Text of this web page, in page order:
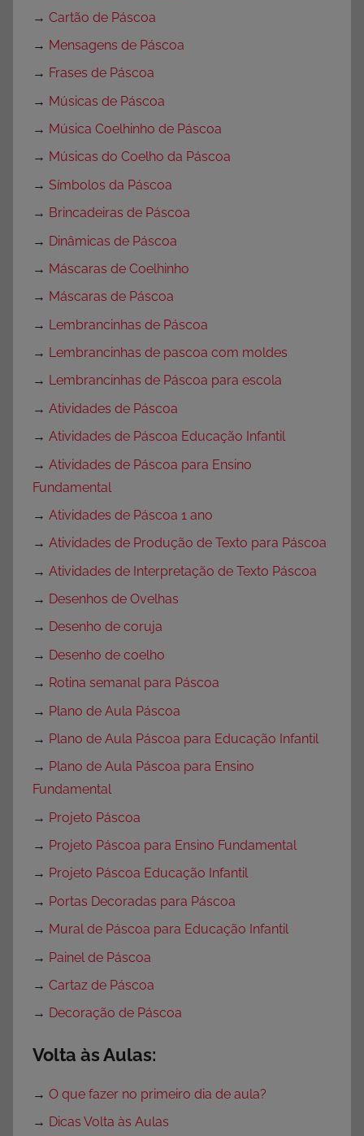
→ Cartão de Páscoa
→ Mensagens de Páscoa
→ Frases de Páscoa
→ Músicas de Páscoa
→ Música Coelhinho de Páscoa
→ Músicas do Coelho da Páscoa
→ Símbolos da Páscoa
→ Brincadeiras de Páscoa
→ Dinâmicas de Páscoa
→ Máscaras de Coelhinho
→ Máscaras de Páscoa
→ Lembrancinhas de Páscoa
→ Lembrancinhas de pascoa com moldes
→ Lembrancinhas de Páscoa para escola
→ Atividades de Páscoa
→ Atividades de Páscoa Educação Infantil
→ Atividades de Páscoa para Ensino
Fundamental
→ Atividades de Páscoa 1 ano
→ Atividades de Produção de Texto para Páscoa
→ Atividades de Interpretação de Texto Páscoa
→ Desenhos de Ovelhas
→ Desenho de coruja
→ Desenho de coelho
→ Rotina semanal para Páscoa
→ Plano de Aula Páscoa
→ Plano de Aula Páscoa para Educação Infantil
→ Plano de Aula Páscoa para Ensino
Fundamental
→ Projeto Páscoa
→ Projeto Páscoa para Ensino Fundamental
→ Projeto Páscoa Educação Infantil
→ Portas Decoradas para Páscoa
→ Mural de Páscoa para Educação Infantil
→ Painel de Páscoa
→ Cartaz de Páscoa
→ Decoração de Páscoa
Volta às Aulas:
→ O que fazer no primeiro dia de aula?
→ Dicas Volta às Aulas